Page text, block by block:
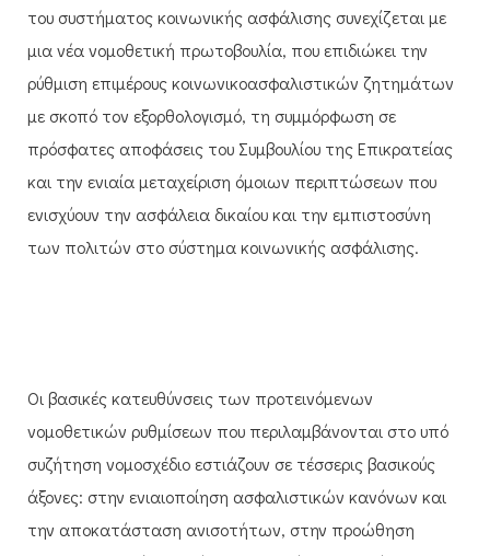
του συστήματος κοινωνικής ασφάλισης συνεχίζεται με
μια νέα νομοθετική πρωτοβουλία, που επιδιώκει την
ρύθμιση επιμέρους κοινωνικοασφαλιστικών ζητημάτων
με σκοπό τον εξορθολογισμό, τη συμμόρφωση σε
πρόσφατες αποφάσεις του Συμβουλίου της Επικρατείας
και την ενιαία μεταχείριση όμοιων περιπτώσεων που
ενισχύουν την ασφάλεια δικαίου και την εμπιστοσύνη
των πολιτών στο σύστημα κοινωνικής ασφάλισης.
Οι βασικές κατευθύνσεις των προτεινόμενων
νομοθετικών ρυθμίσεων που περιλαμβάνονται στο υπό
συζήτηση νομοσχέδιο εστιάζουν σε τέσσερις βασικούς
άξονες: στην ενιαιοποίηση ασφαλιστικών κανόνων και
την αποκατάσταση ανισοτήτων, στην προώθηση